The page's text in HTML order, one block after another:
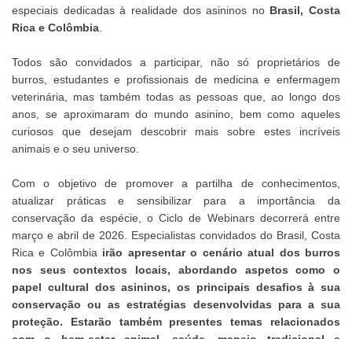
especiais dedicadas à realidade dos asininos no Brasil, Costa
Rica e Colômbia
Todos são convidados a participar, não só proprietários de
burros, estudantes e profissionais de medicina e enfermagem
veterinária, mas também todas as pessoas que, ao longo dos
anos, se aproximaram do mundo asinino, bem como aqueles
curiosos que desejam descobrir mais sobre estes incríveis
animais e o seu universo.
Com o objetivo de promover a partilha de conhecimentos,
atualizar práticas e sensibilizar para a importância da
conservação da espécie, o Ciclo de Webinars decorrerá entre
março e abril de 2026. Especialistas convidados do Brasil, Costa
Rica e Colômbia irão apresentar o cenário atual dos burros
nos seus contextos locais, abordando aspetos como o
papel cultural dos asininos, os principais desafios à sua
conservação ou as estratégias desenvolvidas para a sua
proteção. Estarão também presentes temas relacionados